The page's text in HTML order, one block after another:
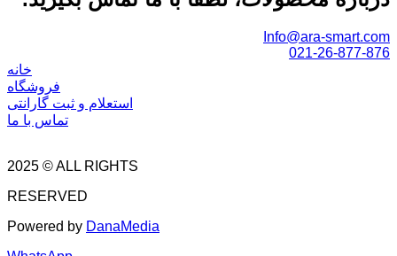
Info@ara-smart.com
021-26-877-876
خانه
فروشگاه
استعلام و ثبت گارانتی
تماس با ما
2025 © ALL RIGHTS
RESERVED
Powered by DanaMedia